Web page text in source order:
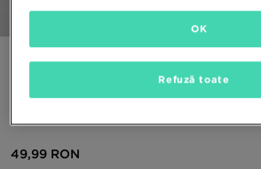
ONLY AT JD
49,99 RON
Refuză toate
OK